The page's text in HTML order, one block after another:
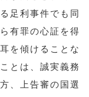
足利事件でも同
有罪の心証を得
を傾けることな
とは、誠実義務
、上告審の国選